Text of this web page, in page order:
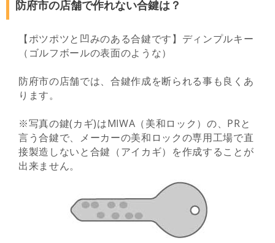
防府市の店舗で作れない合鍵は？
【ポツポツと凹みのある合鍵です】ディンプルキー
（ゴルフボールの表面のような）
防府市の店舗では、合鍵作成を断られる事も良くあ
ります。
※写真の鍵(カギ)はMIWA（美和ロック）の、PRと
言う合鍵で、メーカーの美和ロックの専用工場で直
接製造しないと合鍵（アイカギ）を作成することが
出来ません。